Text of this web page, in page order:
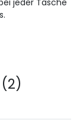
jeder Tasche
(2)